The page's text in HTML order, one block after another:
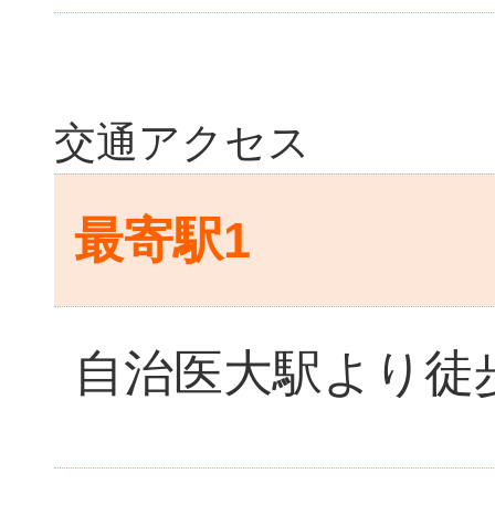
交通アクセス
最寄駅1
自治医大駅より徒